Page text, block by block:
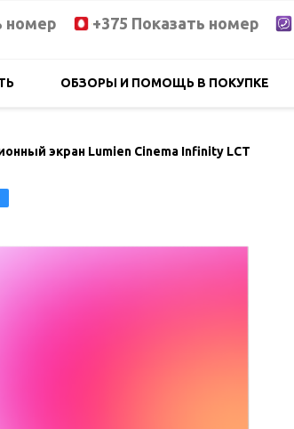
номер +375 Показать номер
ОБЗОРЫ И ПОМОЩЬ В ПОКУПКЕ
экран Lumien Cinema Infinity LCT